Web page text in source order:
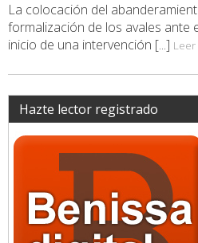
La colocación del
formalización de los avales ante
inicio de una intervención [...] Leer
Hazte lector registrado